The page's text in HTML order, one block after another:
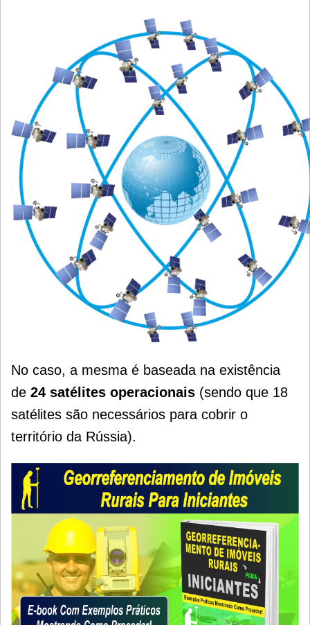
No caso, a mesma é baseada na existência
de 24 satélites operacionais (sendo que 18
satélites são necessários para cobrir o
território da Rússia).